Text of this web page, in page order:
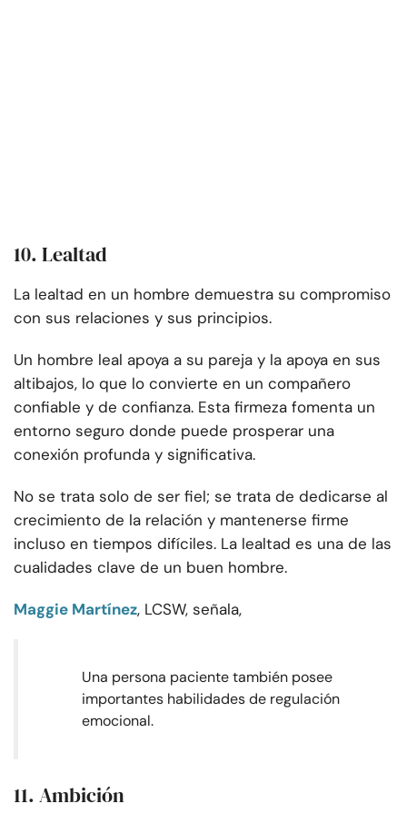
10. Lealtad
La lealtad en un hombre demuestra su compromiso
con sus relaciones y sus principios.
Un hombre leal apoya a su pareja y la apoya en sus
altibajos, lo que lo convierte en un compañero
confiable y de confianza. Esta firmeza fomenta un
entorno seguro donde puede prosperar una
conexión profunda y significativa.
No se trata solo de ser fiel; se trata de dedicarse al
crecimiento de la relación y mantenerse firme
incluso en tiempos difíciles. La lealtad es una de las
cualidades clave de un buen hombre.
Maggie Martínez, LCSW, señala,
Una persona paciente también posee
importantes habilidades de regulación
emocional.
11. Ambición